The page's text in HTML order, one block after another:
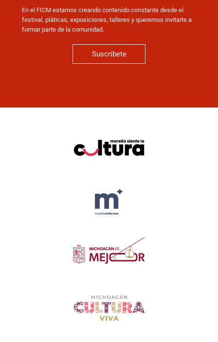
En el FICM estamos creando contenido constante desde el
festival, pláticas, exposiciones, talleres y queremos invitarte a
formar parte de la comunidad.
Suscríbete